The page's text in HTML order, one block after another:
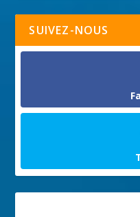
SUIVEZ-NOUS